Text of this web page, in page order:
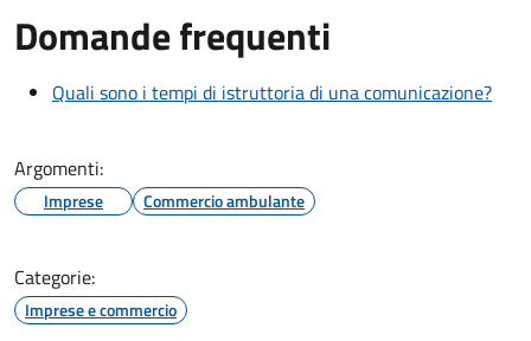
Domande frequenti
Quali sono i tempi di istruttoria di una comunicazione?
Argomenti:
Imprese Commercio ambulante
Categorie:
Imprese e commercio